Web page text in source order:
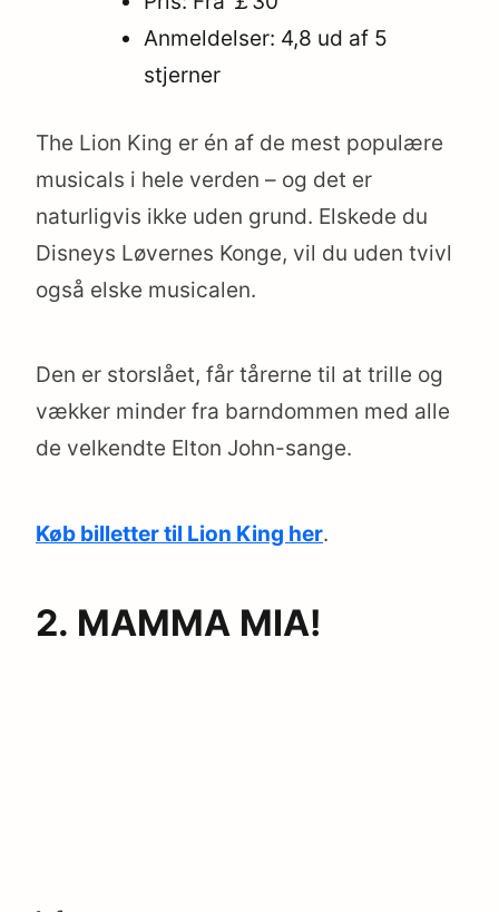
Anmeldelser: 4,8 ud af 5
stjerner
The Lion King er én af de mest populære
musicals i hele verden – og det er
naturligvis ikke uden grund. Elskede du
Disneys Løvernes Konge, vil du uden tvivl
også elske musicalen.
Den er storslået, får tårerne til at trille og
vækker minder fra barndommen med alle
de velkendte Elton John-sange.
Køb billetter til Lion King her.
2. MAMMA MIA!